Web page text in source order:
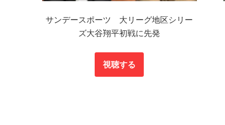
サンデースポーツ 大リーグ地区シリー
ズ大谷翔平初戦に先発
視聴する